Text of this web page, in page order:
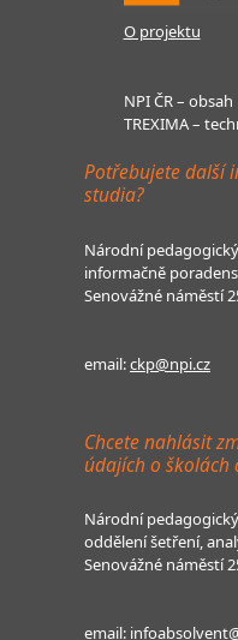
O projektu
NPI ČR – obsah
TREXIMA –
Potřebujete další
studia?
Národní
informačně
Senovážné náměstí
email:ckp@npi.cz
Chcete nahlásit
údajích o školách
Národní
oddělení šetření,
Senovážné náměstí
email: